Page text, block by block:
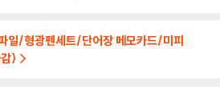
일/형광펜세트/단어장 메모카드/미피
)